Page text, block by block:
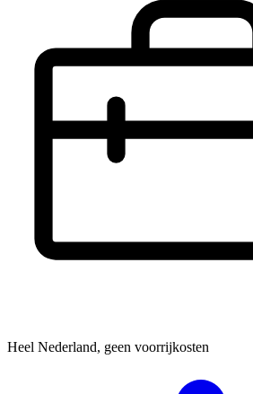
Heel Nederland, geen voorrijkosten